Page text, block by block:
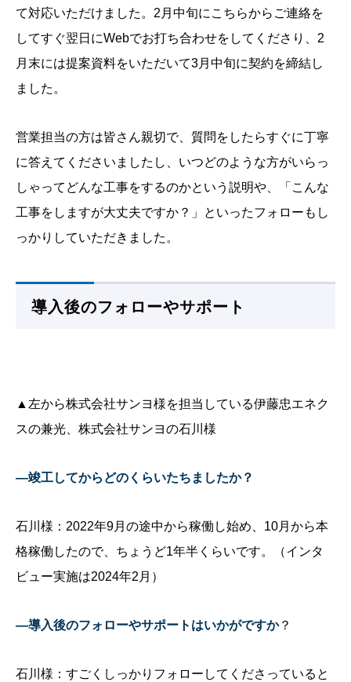
て対応いただけました。2月中旬にこちらからご連絡を
してすぐ翌日にWebでお打ち合わせをしてくださり、2
月末には提案資料をいただいて3月中旬に契約を締結し
ました。
営業担当の方は皆さん親切で、質問をしたらすぐに丁寧
に答えてくださいましたし、いつどのような方がいらっ
しゃってどんな工事をするのかという説明や、「こんな
工事をしますが大丈夫ですか？」といったフォローもし
っかりしていただきました。
導入後のフォローやサポート
▲左から株式会社サンヨ様を担当している伊藤忠エネク
スの兼光、株式会社サンヨの石川様
—竣工してからどのくらいたちましたか？
石川様：2022年9月の途中から稼働し始め、10月から本
格稼働したので、ちょうど1年半くらいです。（インタ
ビュー実施は2024年2月）
—導入後のフォローやサポートはいかがですか？
石川様：すごくしっかりフォローしてくださっていると